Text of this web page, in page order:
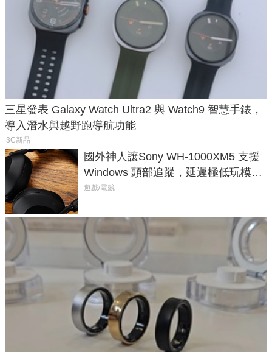
三星發表 Galaxy Watch Ultra2 與 Watch9 智慧手錶，
導入潛水與越野跑導航功能
3C新品
國外神人讓Sony WH-1000XM5 支援
Windows 頭部追蹤，延遲極低玩模擬
飛行超有感
遊戲/電競